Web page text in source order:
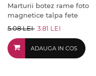
Marturii botez rame foto
magnetice talpa fete
5.08 LEI 3.81 LEI
ADAUGA IN COS